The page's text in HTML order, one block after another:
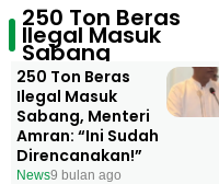
250 Ton Beras
Ilegal Masuk
Sabang
250 Ton Beras
Ilegal Masuk
Sabang, Menteri
Amran: “Ini Sudah
Direncanakan!”
News9 bulan ago